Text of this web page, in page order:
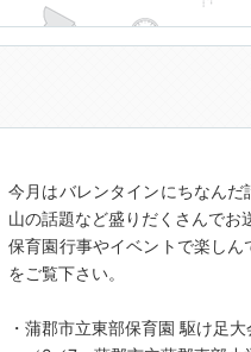
今月はバレンタインにちなんだ
山の話題など盛りだくさんでお
保育園行事やイベントで楽し
をご覧下さい。
・蒲郡市立東部保育園 駆け足大